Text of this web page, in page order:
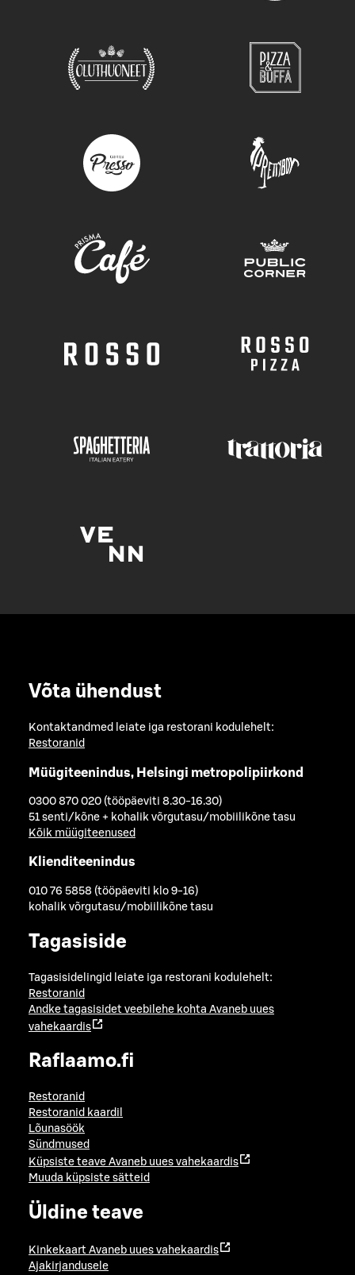
Võta ühendust
Kontaktandmed leiate iga restorani kodulehelt:
Restoranid
Müügiteenindus, Helsingi metropolipiirkond
0300 870 020 (tööpäeviti 8.30-16.30)
51 senti/kõne + kohalik võrgutasu/mobiilikõne tasu
Kõik müügiteenused
Klienditeenindus
010 76 5858 (tööpäeviti klo 9-16)
kohalik võrgutasu/mobiilikõne tasu
Tagasiside
Tagasisidelingid leiate iga restorani kodulehelt:
Restoranid
Andke tagasisidet veebilehe kohta Avaneb uues
vahekaardis
Raflaamo.fi
Restoranid
Restoranid kaardil
Lõunasöök
Sündmused
Küpsiste teave Avaneb uues vahekaardis
Muuda küpsiste sätteid
Üldine teave
Kinkekaart Avaneb uues vahekaardis
Ajakirjandusele